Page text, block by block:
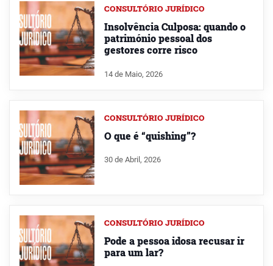
CONSULTÓRIO JURÍDICO
Insolvência Culposa: quando o
património pessoal dos
gestores corre risco
14 de Maio, 2026
CONSULTÓRIO JURÍDICO
O que é “quishing”?
30 de Abril, 2026
CONSULTÓRIO JURÍDICO
Pode a pessoa idosa recusar ir
para um lar?